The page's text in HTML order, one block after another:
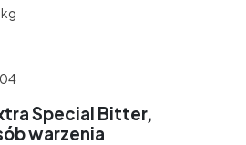
Special Bitter,
warzenia